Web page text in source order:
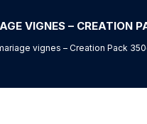
VIGNES – CREATION
vignes – Creation Pack